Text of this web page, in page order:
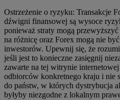
Ostrzeżenie o ryzyku: Transakcje
dźwigni finansowej są wysoce
ponieważ straty mogą
na różnicę oraz Forex mogą nie
inwestorów. Upewnij się, że
jeśli jest to konieczne zasięgnij
zawarte na tej witrynie
odbiorców konkretnego kraju i nie
do państw, w których dystrybucja
byłyby niezgodne z lokalnym